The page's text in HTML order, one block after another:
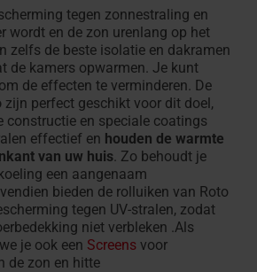
tegen zonnestraling en
wordt en de zon urenlang op het
zelfs de beste isolatie en dakramen
de kamers opwarmen. Je kunt
de effecten te verminderen. De
zijn perfect geschikt voor dit doel,
constructie en speciale coatings
effectief en houden de warmte
van uw huis. Zo behoudt je
een aangenaam
bieden de rolluiken van Roto
tegen UV-stralen, zodat
niet verbleken .Als
je ook een Screens voor
de zon en hitte